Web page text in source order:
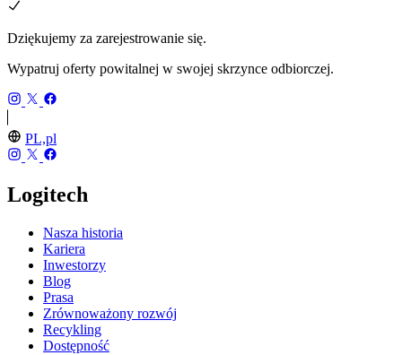
Dziękujemy za zarejestrowanie się.
Wypatruj oferty powitalnej w swojej skrzynce odbiorczej.
PL,pl
Logitech
Nasza historia
Kariera
Inwestorzy
Blog
Prasa
Zrównoważony rozwój
Recykling
Dostępność